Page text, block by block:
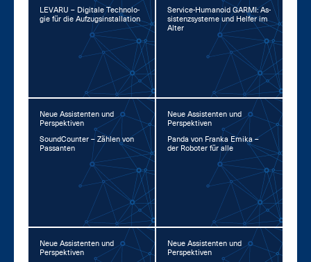
LE­VA­RU – Di­gi­ta­le Tech­no­lo­
gie für die Auf­zug­s­in­stal­la­ti­on
Ser­vice-Hu­ma­no­id GAR­MI: As­
sis­tenz­sys­te­me und Hel­fer im
Al­ter
Neue Assistenten und
Perspektiven
Sound­Coun­ter – Zäh­len von
Pas­san­ten
Neue Assistenten und
Perspektiven
Pan­da von Fran­ka Emi­ka –
der Ro­bo­ter für al­le
Neue Assistenten und
Perspektiven
Neue Assistenten und
Perspektiven